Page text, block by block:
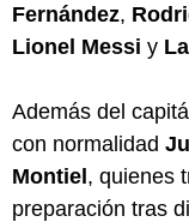
Fernández,
Lionel Messi y
Además del
con normalidad
Montiel, quienes
preparación tras